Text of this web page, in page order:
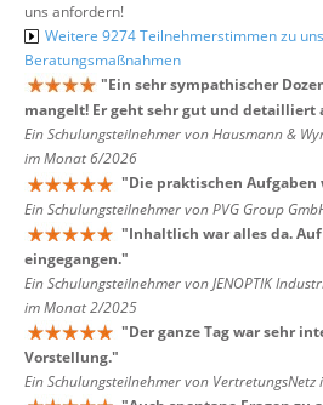
uns anfordern!
Weitere 9274 Teilnehmerstimmen zu
Beratungsmaßnahmen
"Ein sehr sympathischer
mangelt! Er geht sehr gut und detailliert
Ein Schulungsteilnehmer von Hausmann &
im Monat 6/2026
"Die praktischen Aufgaben
Ein Schulungsteilnehmer von PVG Group
"Inhaltlich war alles da.
eingegangen."
Ein Schulungsteilnehmer von JENOPTIK
im Monat 2/2025
"Der ganze Tag war sehr
Vorstellung."
Ein Schulungsteilnehmer von